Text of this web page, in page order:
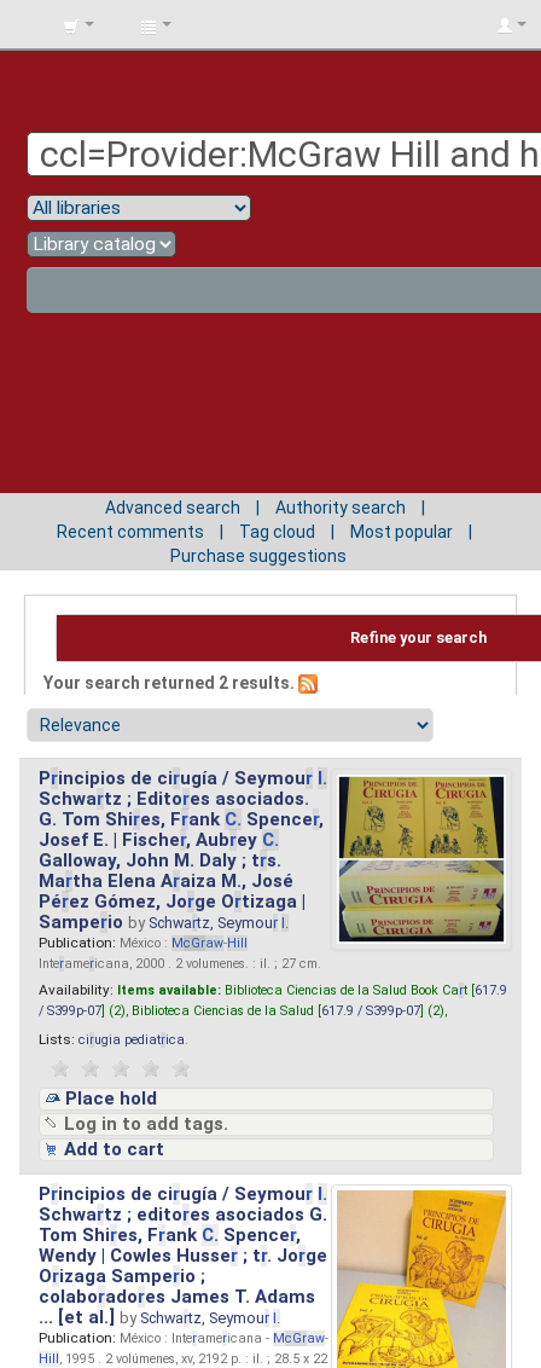
BIBLIOTECA
Advanced search
Authority search
Recent comments
Tag cloud
Most popular
Purchase suggestions
Refine your search
Your search returned 2 results.
Principios de cirugía / Seymour I.
Schwartz ; Editores asociados.
G. Tom Shires, Frank C. Spencer,
Josef E. | Fischer, Aubrey C.
Galloway, John M. Daly ; trs.
Martha Elena Araiza M., José
Pérez Gómez, Jorge Ortizaga |
Samperio by Schwartz, Seymour I.
Publication: México : McGraw-Hill
Interamericana, 2000 . 2 volumenes. : il. ; 27 cm.
Availability: Items available: Biblioteca Ciencias de la Salud Book Cart [ 617.9
/ S399p-07 ] (2), Biblioteca Ciencias de la Salud [ 617.9 / S399p-07 ] (2),
Lists: cirugia pediatrica
Place hold
Log in to add tags.
Add to cart
Principios de cirugía / Seymour I.
Schwartz ; editores asociados G.
Tom Shires, Frank C. Spencer,
Wendy | Cowles Husser ; tr. Jorge
Orizaga Samperio ;
colaboradores James T. Adams
... [et al.]by Schwartz, Seymour I.
Publication: México : Interamericana - McGraw-
Hill, 1995 . 2 volúmenes, xv, 2192 p. : il. ; 28.5 x 22